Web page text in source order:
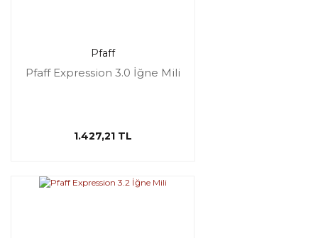
Pfaff
Pfaff Expression 3.0 İğne Mili
1.427,21 TL